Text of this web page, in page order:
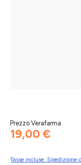
Prezzo Verafarma
19,00 €
Tasse incluse. Spedizione